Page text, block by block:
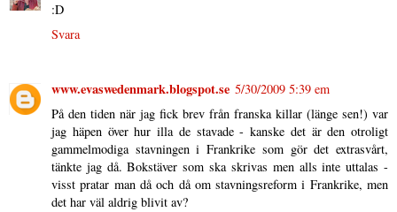
:D
Svara
www.evaswedenmark.blogspot.se 5/30/2009 5:39 em
På den tiden när jag fick brev från franska killar (länge sen!) var
jag häpen över hur illa de stavade - kanske det är den otroligt
gammelmodiga stavningen i Frankrike som gör det extrasvårt,
tänkte jag då. Bokstäver som ska skrivas men alls inte uttalas -
visst pratar man då och då om stavningsreform i Frankrike, men
det har väl aldrig blivit av?